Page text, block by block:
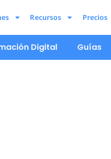
Recursos Precios
Digital Guías